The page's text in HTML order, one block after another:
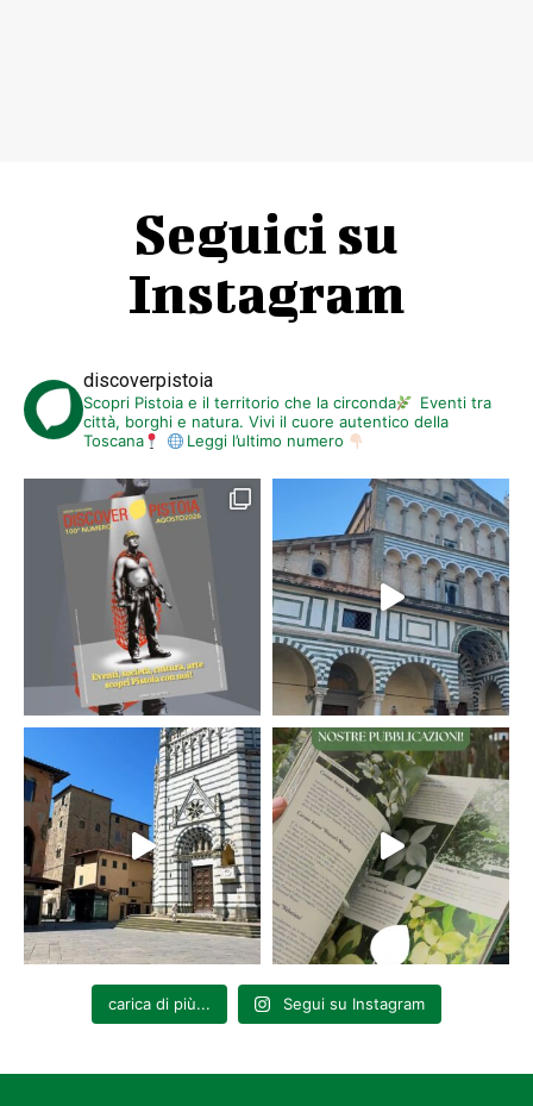
Seguici su
Instagram
discoverpistoia
Scopri Pistoia e il territorio che la circonda
Eventi tra
città, borghi e natura. Vivi il cuore autentico della
Toscana
Leggi l’ultimo numero
carica di più... Segui su Instagram